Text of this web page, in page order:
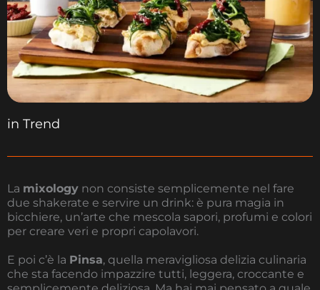
in Trend
La mixology non consiste semplicemente nel fare
due shakerate e servire un drink: è pura magia in
bicchiere, un’arte che mescola sapori, profumi e colori
per creare veri e propri capolavori.
E poi c’è la Pinsa, quella meravigliosa delizia culinaria
che sta facendo impazzire tutti, leggera, croccante e